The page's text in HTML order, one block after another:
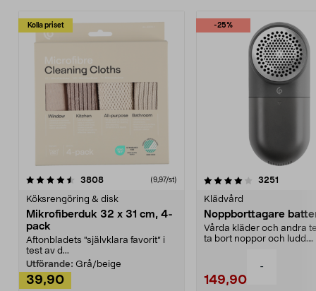
-
Kolla priset
3808recensioner (9,97/st)
Köksrengöring & disk
Mikrofiberduk 32 x 31 cm, 4-
pack
Aftonbladets "självklara favorit” i
test av d...
Utförande: Grå/beige
39,90
-25%
4.0av 5 stjärnor 3251
Klädvård
Noppborttagare
Vårda kläder och andra
ta bort noppor och ludd.
149,90
4.5av 5 stjärnor